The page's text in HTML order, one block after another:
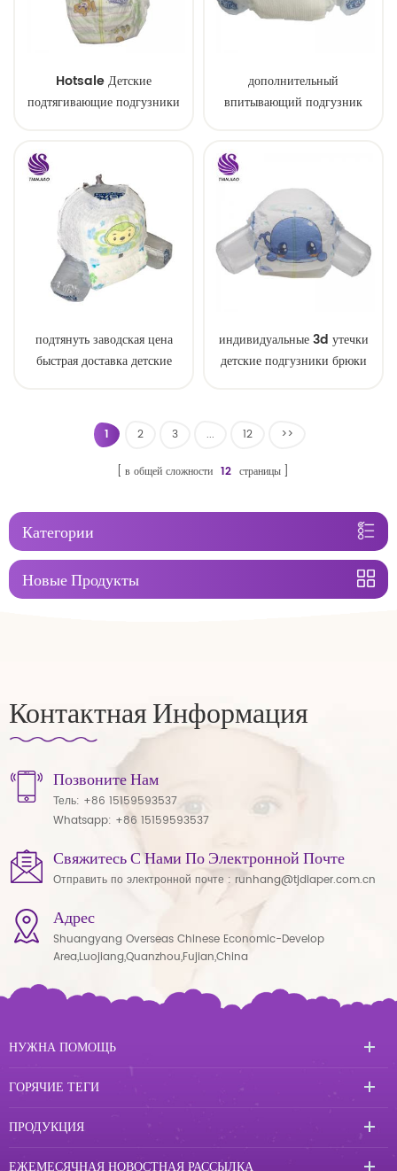
Hotsale Детские
подтягивающие подгузники
дополнительный
впитывающий подгузник
подтянуть заводская цена
быстрая доставка детские
индивидуальные 3d утечки
детские подгузники брюки
1 2 3 ... 12 >>
в общей сложности 12 страницы
Категории
Новые Продукты
Контактная Информация
Позвоните Нам
Тель: +86 15159593537
Whatsapp: +86 15159593537
Свяжитесь С Нами По Электронной Почте
Отправить по электронной почте : runhang@tjdiaper.com.cn
Адрес
Shuangyang Overseas Chinese Economic-Develop
Area,Luojiang,Quanzhou,Fujian,China
НУЖНА ПОМОЩЬ
ГОРЯЧИЕ ТЕГИ
ПРОДУКЦИЯ